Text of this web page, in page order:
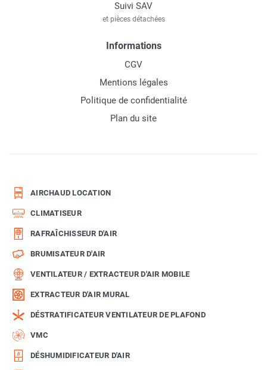
Suivi SAV
et pièces détachées
Informations
CGV
Mentions légales
Politique de confidentialité
Plan du site
AIRCHAUD LOCATION
CLIMATISEUR
RAFRAÎCHISSEUR D'AIR
BRUMISATEUR D'AIR
VENTILATEUR / EXTRACTEUR D'AIR MOBILE
EXTRACTEUR D'AIR MURAL
DÉSTRATIFICATEUR VENTILATEUR DE PLAFOND
VMC
DÉSHUMIDIFICATEUR D'AIR